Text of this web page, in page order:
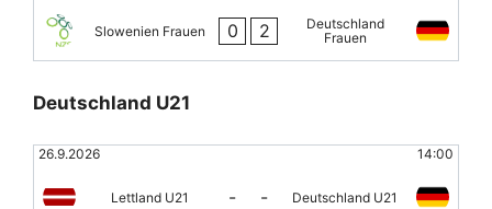
Slowenien Frauen 0 2
Deutschland
Frauen
Deutschland U21
26.9.2026 14:00
Lettland U21 - - Deutschland U21